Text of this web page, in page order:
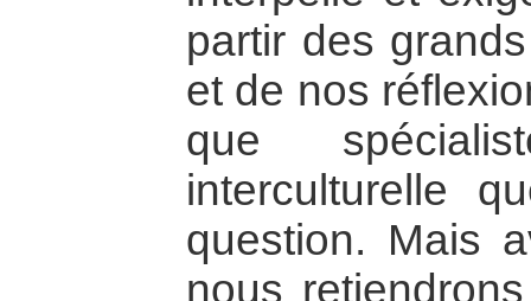
partir des
et de nos
que
interculturelle
question. Mais
nous